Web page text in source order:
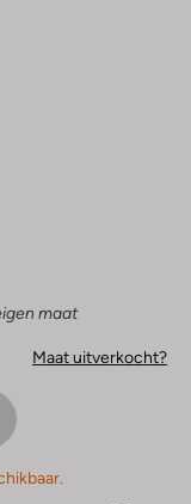
maat
Maat uitverkocht?